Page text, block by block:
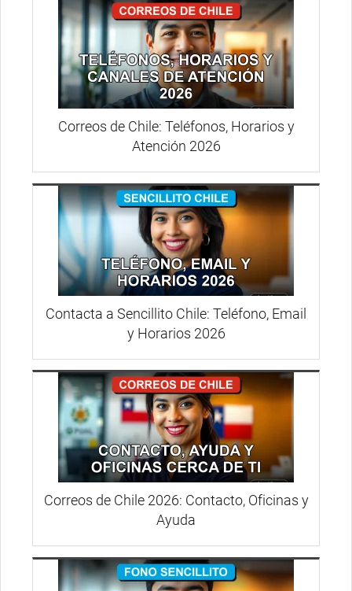
Correos de Chile: Teléfonos, Horarios y
Atención 2026
Contacta a Sencillito Chile: Teléfono, Email
y Horarios 2026
Correos de Chile 2026: Contacto, Oficinas y
Ayuda